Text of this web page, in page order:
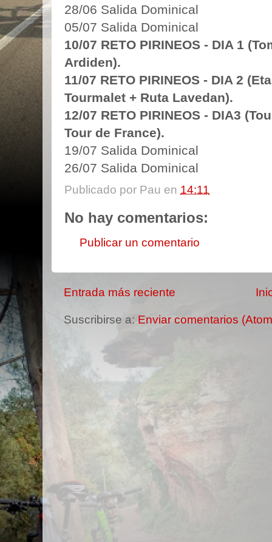
28/06 Salida Dominical
05/07 Salida Dominical
10/07 RETO PIRINEOS - DIA 1
Ardiden).
11/07 RETO PIRINEOS - DIA 2
Tourmalet + Ruta Lavedan).
12/07 RETO PIRINEOS - DIA3
Tour de France).
19/07 Salida Dominical
26/07 Salida Dominical
Publicado por Pau en 14:11
No hay comentarios:
Publicar un comentario
Entrada más reciente
Suscribirse a: Enviar comentarios